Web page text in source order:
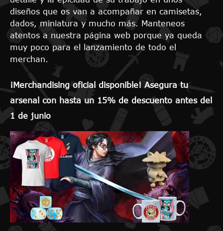
diseños que os van a acompañar en camisetas,
dados, miniatura y mucho más. Manteneos
atentos a nuestra página web porque ya queda
muy poco para el lanzamiento de todo el
merchan.
¡Merchandising oficial disponible! Asegura tu
arsenal con hasta un 15% de descuento antes del
1 de junio